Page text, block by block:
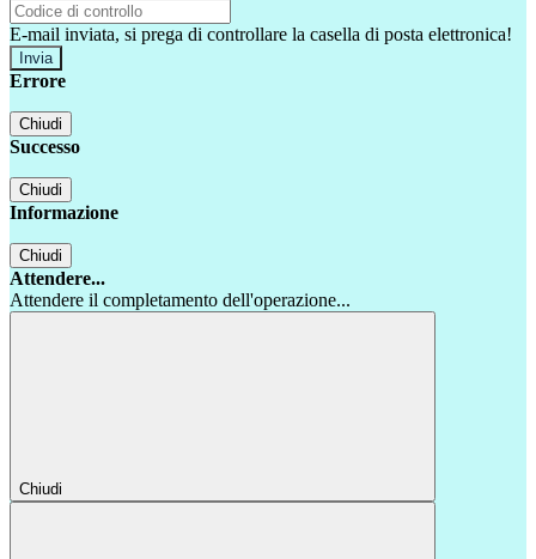
E-mail inviata, si prega di controllare la casella di posta elettronica!
Errore
Chiudi
Successo
Chiudi
Informazione
Chiudi
Attendere...
Attendere il completamento dell'operazione...
Chiudi